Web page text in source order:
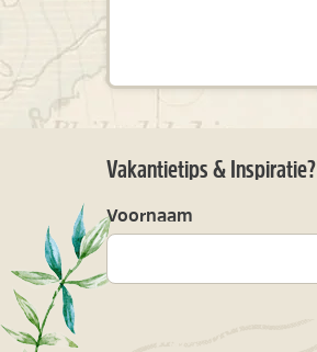
Vakantietips & Inspiratie?
Voornaam